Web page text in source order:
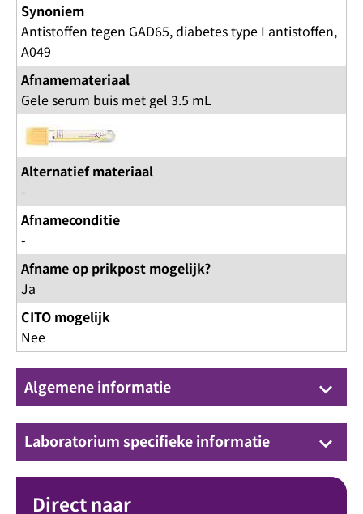
Synoniem
Antistoffen tegen GAD65, diabetes type I antistoffen,
A049
Afnamemateriaal
Gele serum buis met gel 3.5 mL
Alternatief materiaal
-
Afnameconditie
-
Afname op prikpost mogelijk?
Ja
CITO mogelijk
Nee
Algemene informatie keyboard_arrow_down
Laboratorium specifieke informatie keyboard_arrow_down
Direct naar